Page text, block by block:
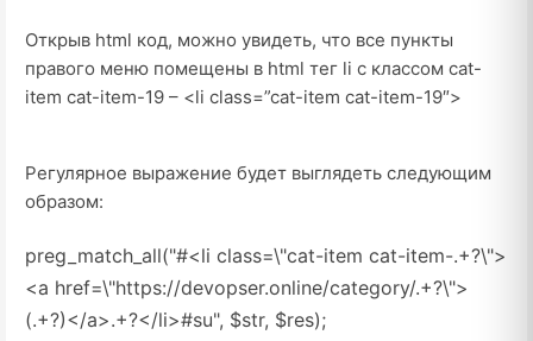
Открыв html код, можно увидеть, что все пункты
правого меню помещены в html тег li с классом cat-
item cat-item-19 – <li class=”cat-item cat-item-19″>
Регулярное выражение будет выглядеть следующим
образом:
preg_match_all("#<li class=\"cat-item cat-item-.+?\">
<a href=\"https://devopser.online/category/.+?\">
(.+?)</a>.+?</li>#su", $str, $res);